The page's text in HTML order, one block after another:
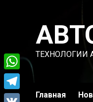
содержимому
ТЕХНОЛОГИИ
Главная
WhatsApp
Telegram